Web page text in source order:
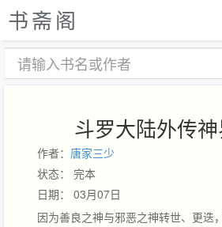
书斋阁
斗罗大陆外传
作者： 唐家三少
状态： 完本
日期： 03月07日
因为善良之神与邪恶之神转世、更迭